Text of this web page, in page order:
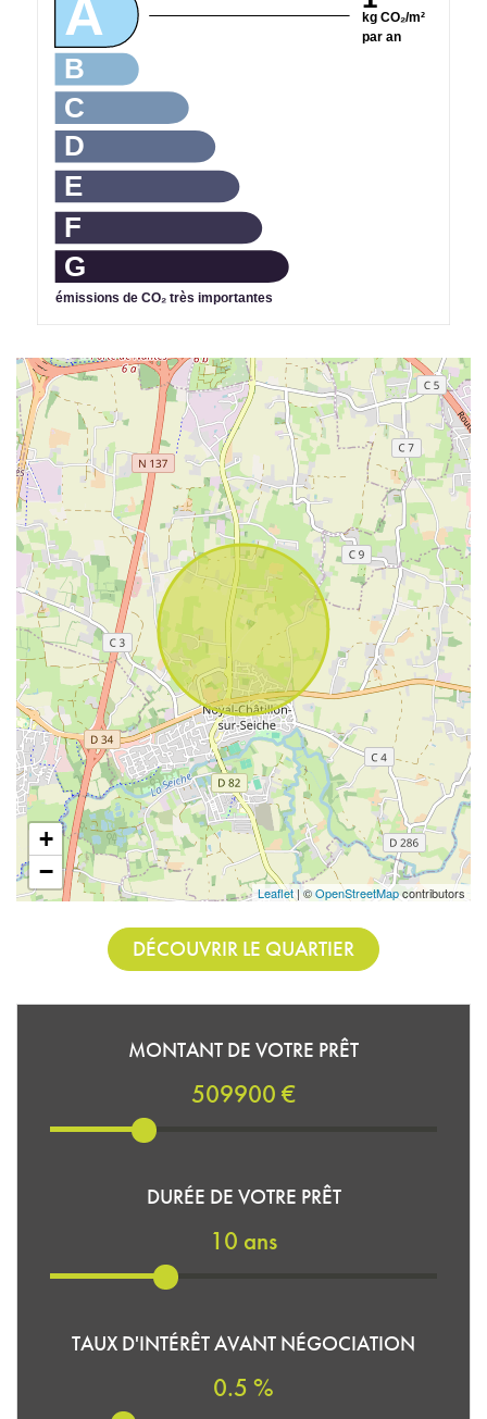
kg CO₂/m²
par an
A
B
C
D
E
F
G
émissions de CO₂ très importantes
+
−
Leaflet| ©OpenStreetMapcontributors
DÉCOUVRIR LE QUARTIER
MONTANT DE VOTRE PRÊT
509900 €
DURÉE DE VOTRE PRÊT
10 ans
TAUX D'INTÉRÊT AVANT NÉGOCIATION
0.5 %